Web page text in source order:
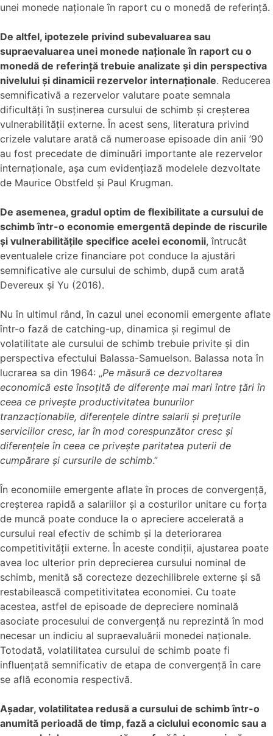
unei monede naționale în raport cu o monedă de referință.
De altfel, ipotezele privind subevaluarea sau
supraevaluarea unei monede naționale în raport cu o
monedă de referință trebuie analizate și din perspectiva
nivelului și dinamicii rezervelor internaționale. Reducerea
semnificativă a rezervelor valutare poate semnala
dificultăți în susținerea cursului de schimb și creșterea
vulnerabilității externe. În acest sens, literatura privind
crizele valutare arată că numeroase episoade din anii ’90
au fost precedate de diminuări importante ale rezervelor
internaționale, așa cum evidențiază modelele dezvoltate
de Maurice Obstfeld și Paul Krugman.
De asemenea, gradul optim de flexibilitate a cursului de
schimb într-o economie emergentă depinde de riscurile
și vulnerabilitățile specifice acelei economii, întrucât
eventualele crize financiare pot conduce la ajustări
semnificative ale cursului de schimb, după cum arată
Devereux și Yu (2016).
Nu în ultimul rând, în cazul unei economii emergente aflate
într-o fază de catching-up, dinamica și regimul de
volatilitate ale cursului de schimb trebuie privite și din
perspectiva efectului Balassa-Samuelson. Balassa nota în
lucrarea sa din 1964: „Pe măsură ce dezvoltarea
economică este însoțită de diferențe mai mari între țări în
ceea ce privește productivitatea bunurilor
tranzacționabile, diferențele dintre salarii și prețurile
serviciilor cresc, iar în mod corespunzător cresc și
diferențele în ceea ce privește paritatea puterii de
cumpărare și cursurile de schimb.”
În economiile emergente aflate în proces de convergență,
creșterea rapidă a salariilor și a costurilor unitare cu forța
de muncă poate conduce la o apreciere accelerată a
cursului real efectiv de schimb și la deteriorarea
competitivității externe. În aceste condiții, ajustarea poate
avea loc ulterior prin deprecierea cursului nominal de
schimb, menită să corecteze dezechilibrele externe și să
restabilească competitivitatea economiei. Cu toate
acestea, astfel de episoade de depreciere nominală
asociate procesului de convergență nu reprezintă în mod
necesar un indiciu al supraevaluării monedei naționale.
Totodată, volatilitatea cursului de schimb poate fi
influențată semnificativ de etapa de convergență în care
se află economia respectivă.
Așadar, volatilitatea redusă a cursului de schimb într-o
anumită perioadă de timp, fază a ciclului economic sau a